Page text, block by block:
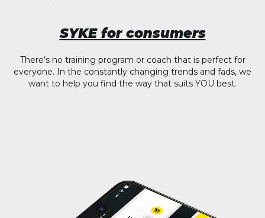
SYKE for consumers
There’s no training program or coach that is perfect for
everyone. In the constantly changing trends and fads, we
want to help you find the way that suits YOU best.